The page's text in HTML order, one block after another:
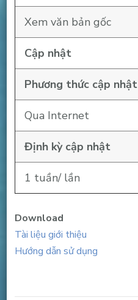
Xem văn bản gốc
Cập nhật
Phương thức cập nhật
Qua Internet
Định kỳ cập nhật
1 tuần/ lần
Download
Tài liệu giới thiệu
Hướng dẫn sử dụng